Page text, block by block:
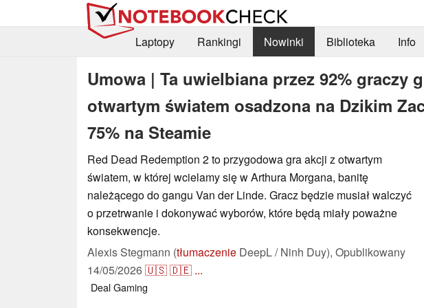
Laptopy Rankingi Nowinki Biblioteka Info
Umowa | Ta uwielbiana przez 92% graczy
otwartym światem osadzona na Dzikim
75% na Steamie
Red Dead Redemption 2 to przygodowa gra akcji z otwartym
światem, w której wcielamy się w Arthura Morgana, banitę
należącego do gangu Van der Linde. Gracz będzie musiał walczyć
o przetrwanie i dokonywać wyborów, które będą miały poważne
konsekwencje.
Alexis Stegmann (tłumaczenie DeepL / Ninh Duy), Opublikowany
14/05/2026🇺🇸🇩🇪 ...
DealGaming